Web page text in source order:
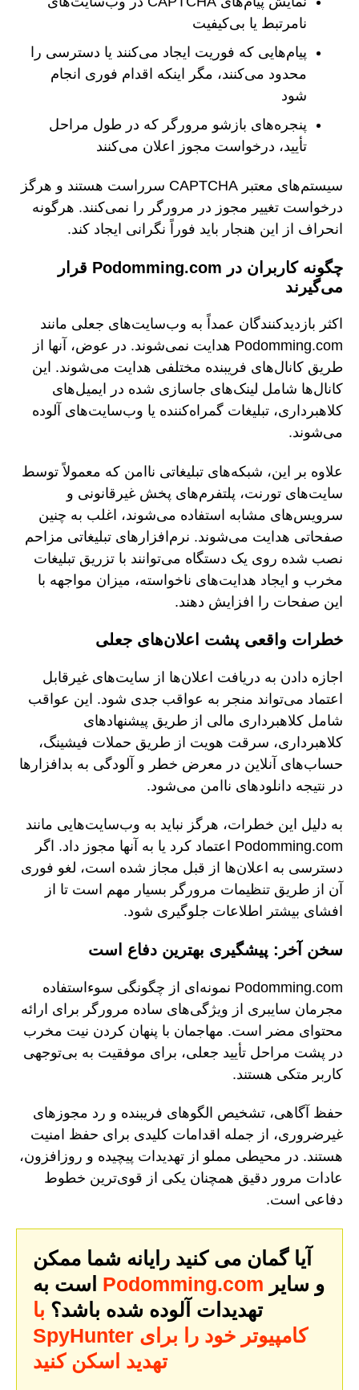
نامرتبط یا بی‌کیفیت
پیام‌هایی که فوریت ایجاد می‌کنند یا دسترسی را
محدود می‌کنند، مگر اینکه اقدام فوری انجام
شود
پنجره‌های بازشو مرورگر که در طول مراحل
تأیید، درخواست مجوز اعلان می‌کنند
سیستم‌های معتبر CAPTCHA سرراست هستند و هرگز
درخواست تغییر مجوز در مرورگر را نمی‌کنند. هرگونه
انحراف از این هنجار باید فوراً نگرانی ایجاد کند.
چگونه کاربران در Podomming.com قرار
می‌گیرند
اکثر بازدیدکنندگان عمداً به وب‌سایت‌های جعلی مانند
Podomming.com هدایت نمی‌شوند. در عوض، آنها از
طریق کانال‌های فریبنده مختلفی هدایت می‌شوند. این
کانال‌ها شامل لینک‌های جاسازی شده در ایمیل‌های
کلاهبرداری، تبلیغات گمراه‌کننده یا وب‌سایت‌های آلوده
می‌شوند.
علاوه بر این، شبکه‌های تبلیغاتی ناامن که معمولاً توسط
سایت‌های تورنت، پلتفرم‌های پخش غیرقانونی و
سرویس‌های مشابه استفاده می‌شوند، اغلب به چنین
صفحاتی هدایت می‌شوند. نرم‌افزارهای تبلیغاتی مزاحم
نصب شده روی یک دستگاه می‌توانند با تزریق تبلیغات
مخرب و ایجاد هدایت‌های ناخواسته، میزان مواجهه با
این صفحات را افزایش دهند.
خطرات واقعی پشت اعلان‌های جعلی
اجازه دادن به دریافت اعلان‌ها از سایت‌های غیرقابل
اعتماد می‌تواند منجر به عواقب جدی شود. این عواقب
شامل کلاهبرداری مالی از طریق پیشنهادهای
کلاهبرداری، سرقت هویت از طریق حملات فیشینگ،
حساب‌های آنلاین در معرض خطر و آلودگی به بدافزارها
در نتیجه دانلودهای ناامن می‌شود.
به دلیل این خطرات، هرگز نباید به وب‌سایت‌هایی مانند
Podomming.com اعتماد کرد یا به آنها مجوز داد. اگر
دسترسی به اعلان‌ها از قبل مجاز شده است، لغو فوری
آن از طریق تنظیمات مرورگر بسیار مهم است تا از
افشای بیشتر اطلاعات جلوگیری شود.
سخن آخر: پیشگیری بهترین دفاع است
Podomming.com نمونه‌ای از چگونگی سوءاستفاده
مجرمان سایبری از ویژگی‌های ساده مرورگر برای ارائه
محتوای مضر است. مهاجمان با پنهان کردن نیت مخرب
در پشت مراحل تأیید جعلی، برای موفقیت به بی‌توجهی
کاربر متکی هستند.
حفظ آگاهی، تشخیص الگوهای فریبنده و رد مجوزهای
غیرضروری، از جمله اقدامات کلیدی برای حفظ امنیت
هستند. در محیطی مملو از تهدیدات پیچیده و روزافزون،
عادات مرور دقیق همچنان یکی از قوی‌ترین خطوط
دفاعی است.
آیا گمان می کنید رایانه شما ممکن
Podomming.com
تهدیدات آلوده شده باشد؟ با
SpyHunter کامپیوتر خود را برای
تهدید اسکن کنید